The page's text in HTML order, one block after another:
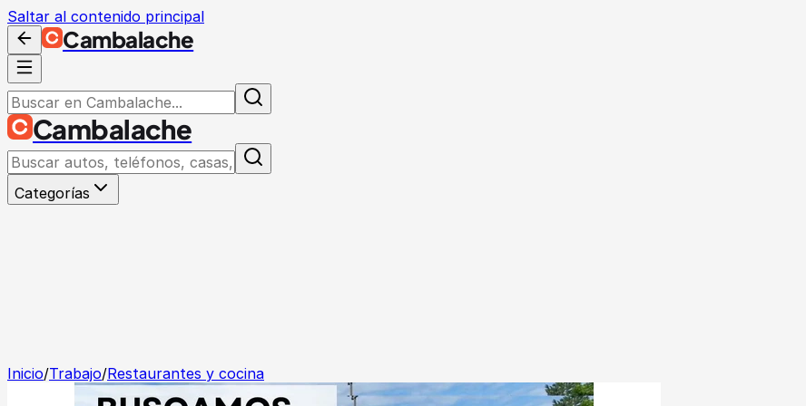
Saltar al contenido principal
Cambalache
Cambalache
Categorías
Inicio/Trabajo/Restaurantes y cocina